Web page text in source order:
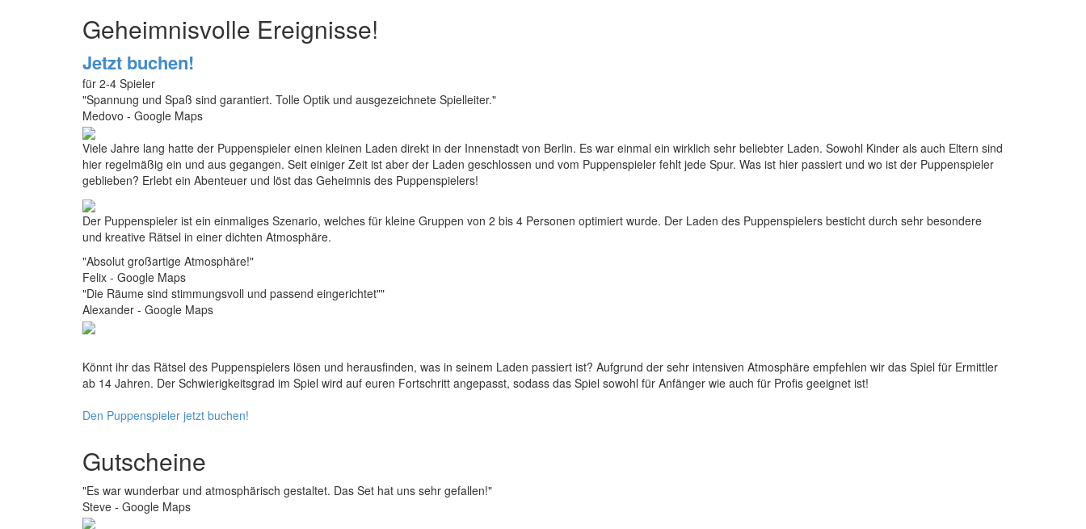
Geheimnisvolle Ereignisse!
Jetzt buchen!
für 2-4 Spieler
"Spannung und Spaß sind garantiert. Tolle Optik und ausgezeichnete Spielleiter."
Medovo - Google Maps
Viele Jahre lang hatte der Puppenspieler einen kleinen Laden direkt in der Innenstadt von Berlin. Es war einmal ein wirklich sehr beliebter Laden. Sowohl Kinder als auch Eltern sind
hier regelmäßig ein und aus gegangen. Seit einiger Zeit ist aber der Laden geschlossen und vom Puppenspieler fehlt jede Spur. Was ist hier passiert und wo ist der Puppenspieler
geblieben? Erlebt ein Abenteuer und löst das Geheimnis des Puppenspielers!
Der Puppenspieler ist ein einmaliges Szenario, welches für kleine Gruppen von 2 bis 4 Personen optimiert wurde. Der Laden des Puppenspielers besticht durch sehr besondere
und kreative Rätsel in einer dichten Atmosphäre.
"Absolut großartige Atmosphäre!"
Felix - Google Maps
"Die Räume sind stimmungsvoll und passend eingerichtet""
Alexander - Google Maps
Könnt ihr das Rätsel des Puppenspielers lösen und herausfinden, was in seinem Laden passiert ist? Aufgrund der sehr intensiven Atmosphäre empfehlen wir das Spiel für Ermittler
ab 14 Jahren. Der Schwierigkeitsgrad im Spiel wird auf euren Fortschritt angepasst, sodass das Spiel sowohl für Anfänger wie auch für Profis geeignet ist!
Den Puppenspieler jetzt buchen!
Gutscheine
"Es war wunderbar und atmosphärisch gestaltet. Das Set hat uns sehr gefallen!"
Steve - Google Maps